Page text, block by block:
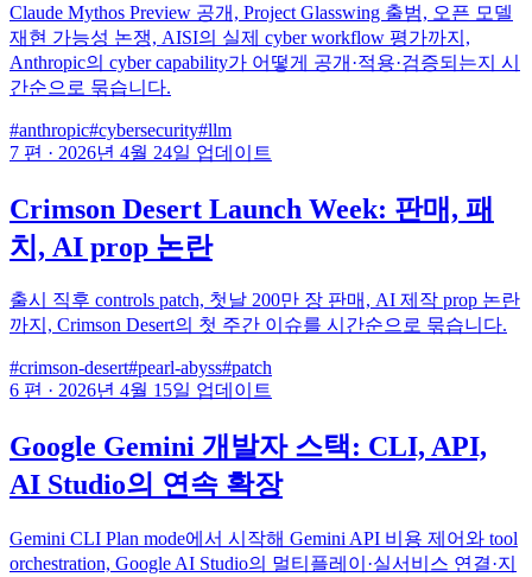
Claude Mythos Preview 공개, Project Glasswing 출범, 오픈 모델
재현 가능성 논쟁, AISI의 실제 cyber workflow 평가까지,
Anthropic의 cyber capability가 어떻게 공개·적용·검증되는지 시
간순으로 묶습니다.
#anthropic#cybersecurity#llm
7 편 · 2026년 4월 24일 업데이트
Crimson Desert Launch Week: 판매, 패
치, AI prop 논란
출시 직후 controls patch, 첫날 200만 장 판매, AI 제작 prop 논란
까지, Crimson Desert의 첫 주간 이슈를 시간순으로 묶습니다.
#crimson-desert#pearl-abyss#patch
6 편 · 2026년 4월 15일 업데이트
Google Gemini 개발자 스택: CLI, API,
AI Studio의 연속 확장
Gemini CLI Plan mode에서 시작해 Gemini API 비용 제어와 tool
orchestration, Google AI Studio의 멀티플레이·실서비스 연결·지